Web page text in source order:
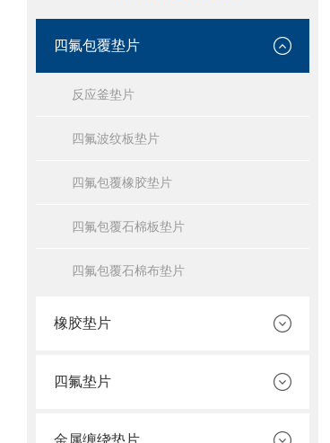
四氟包覆垫片
反应釜垫片
四氟波纹板垫片
四氟包覆橡胶垫片
四氟包覆石棉板垫片
四氟包覆石棉布垫片
橡胶垫片
四氟垫片
金属缠绕垫片